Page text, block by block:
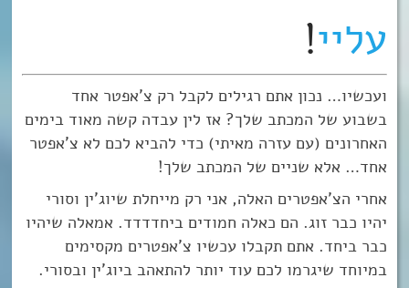
עליי!
ועכשיו… נכון אתם רגילים לקבל רק צ’אפטר אחד
בשבוע של המכתב שלך? אז לין עבדה קשה מאוד בימים
האחרונים (עם עזרה מאיתי) כדי להביא לכם לא צ’אפטר
אחד… אלא שניים של המכתב שלך!
אחרי הצ’אפטרים האלה, אני רק מייחלת שיוג’ין וסורי
יהיו כבר זוג. הם כאלה חמודים ביחדדדד. אמאלה שיהיו
כבר ביחד. אתם תקבלו עכשיו צ’אפטרים מקסימים
במיוחד שיגרמו לכם עוד יותר להתאהב ביוג’ין ובסורי.